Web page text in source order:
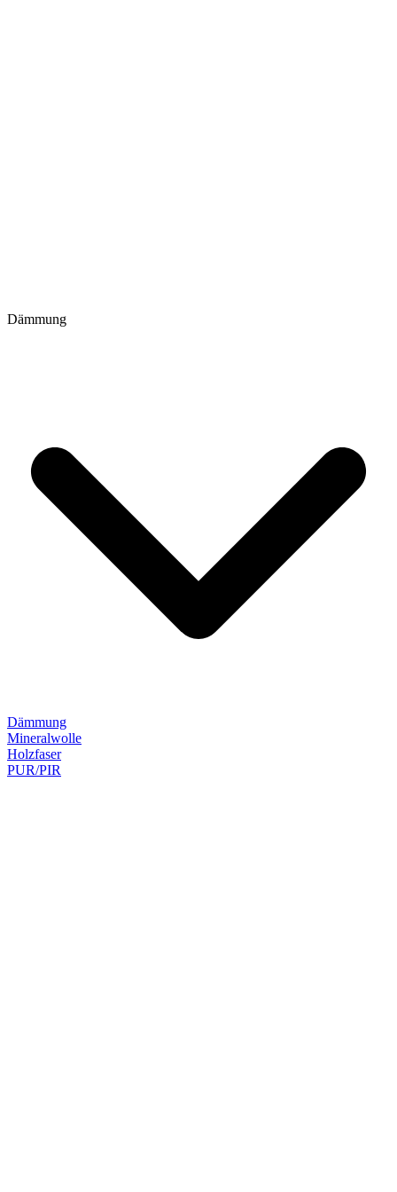
Dämmung
Dämmung
Mineralwolle
Holzfaser
PUR/PIR